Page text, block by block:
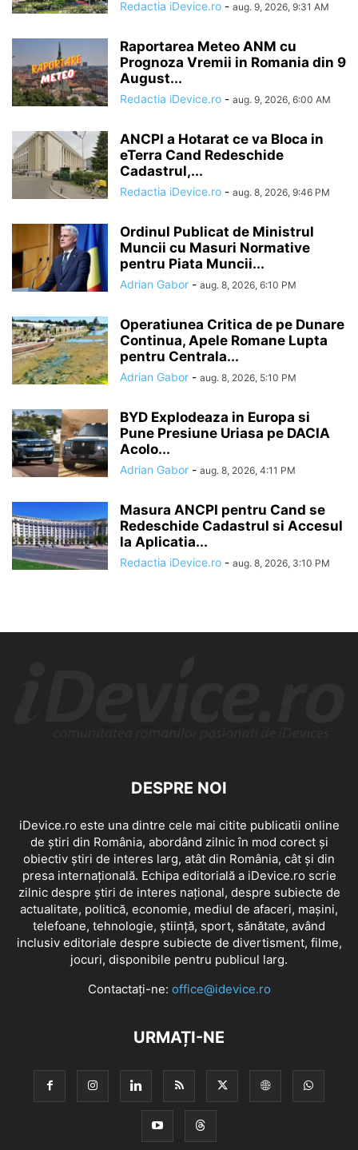
Redactia iDevice.ro - aug. 9, 2026, 9:31 AM
Raportarea Meteo ANM cu
Prognoza Vremii in Romania din 9
August...
Redactia iDevice.ro - aug. 9, 2026, 6:00 AM
ANCPI a Hotarat ce va Bloca in
eTerra Cand Redeschide
Cadastrul,...
Redactia iDevice.ro - aug. 8, 2026, 9:46 PM
Ordinul Publicat de Ministrul
Muncii cu Masuri Normative
pentru Piata Muncii...
Adrian Gabor - aug. 8, 2026, 6:10 PM
Operatiunea Critica de pe Dunare
Continua, Apele Romane Lupta
pentru Centrala...
Adrian Gabor - aug. 8, 2026, 5:10 PM
BYD Explodeaza in Europa si
Pune Presiune Uriasa pe DACIA
Acolo...
Adrian Gabor - aug. 8, 2026, 4:11 PM
Masura ANCPI pentru Cand se
Redeschide Cadastrul si Accesul
la Aplicatia...
Redactia iDevice.ro - aug. 8, 2026, 3:10 PM
DESPRE NOI
iDevice.ro este una dintre cele mai citite publicatii online
de știri din România, abordând zilnic în mod corect și
obiectiv știri de interes larg, atât din România, cât și din
presa internațională. Echipa editorială a iDevice.ro scrie
zilnic despre știri de interes național, despre subiecte de
actualitate, politică, economie, mediul de afaceri, mașini,
telefoane, tehnologie, știință, sport, sănătate, având
inclusiv editoriale despre subiecte de divertisment, filme,
jocuri, disponibile pentru publicul larg.
Contactați-ne: office@idevice.ro
URMAȚI-NE